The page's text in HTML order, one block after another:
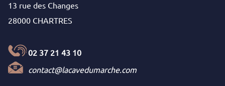
13 rue des Changes
28000 CHARTRES
02 37 21 43 10
contact@lacavedumarche.com